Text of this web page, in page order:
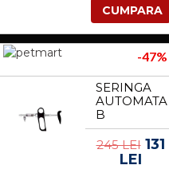
CUMPARA
-47%
SERINGA
AUTOMATA
B
METALICA
01-2 ML CU
FURTUN
245 LEI131
LEI